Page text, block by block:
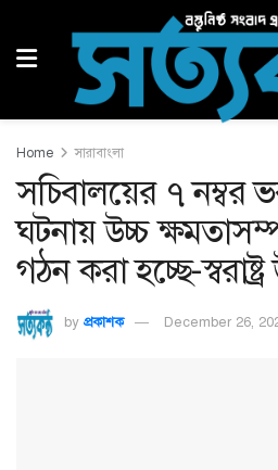
Home সারাবাংলা
সচিবালয়ের ৭ নম্বর
ঘটনায় উচ্চ
গঠন করা হচ্ছে-
by প্রকাশক December 26,